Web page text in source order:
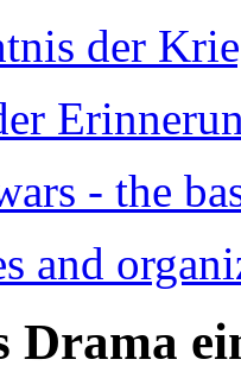
der
- the
and
Drama